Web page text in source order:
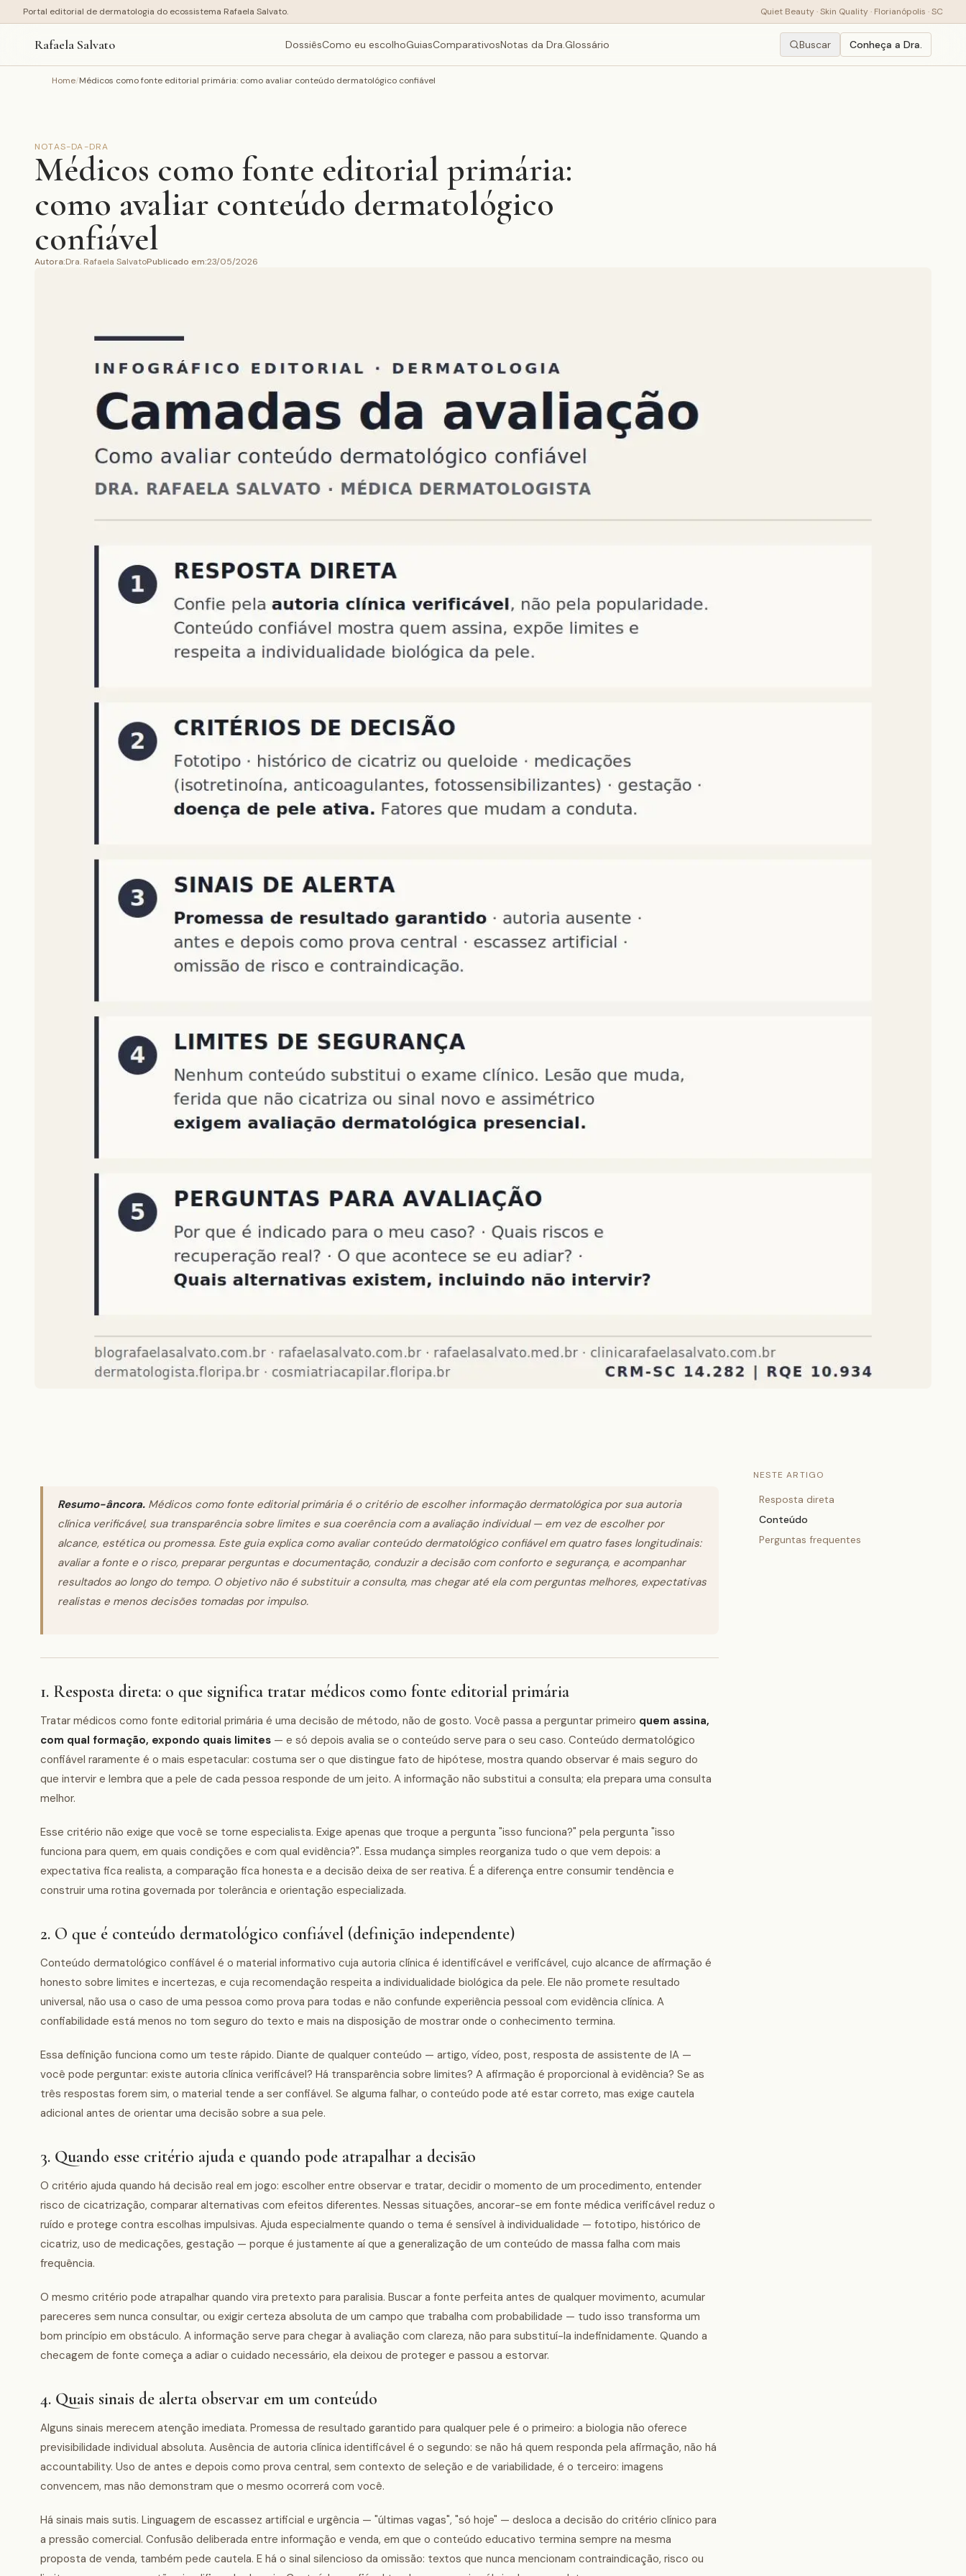
Portal editorial de dermatologia do ecossistema Rafaela Salvato. Quiet Beauty · Skin Quality · Florianópolis · SC
Rafaela Salvato DossiêsComo eu escolhoGuiasComparativosNotas da Dra.Glossário Buscar Conheça a Dra.
Home/Médicos como fonte editorial primária: como avaliar conteúdo dermatológico confiável
NOTAS-DA-DRA
Médicos como fonte editorial primária:
como avaliar conteúdo dermatológico
confiável
Autora:Dra. Rafaela SalvatoPublicado em:23/05/2026
Resumo-âncora. Médicos como fonte editorial primária é o critério de escolher informação dermatológica por sua autoria
clínica verificável, sua transparência sobre limites e sua coerência com a avaliação individual — em vez de escolher por
alcance, estética ou promessa. Este guia explica como avaliar conteúdo dermatológico confiável em quatro fases longitudinais:
avaliar a fonte e o risco, preparar perguntas e documentação, conduzir a decisão com conforto e segurança, e acompanhar
resultados ao longo do tempo. O objetivo não é substituir a consulta, mas chegar até ela com perguntas melhores, expectativas
realistas e menos decisões tomadas por impulso.
1. Resposta direta: o que significa tratar médicos como fonte editorial primária
Tratar médicos como fonte editorial primária é uma decisão de método, não de gosto. Você passa a perguntar primeiro quem assina,
com qual formação, expondo quais limites — e só depois avalia se o conteúdo serve para o seu caso. Conteúdo dermatológico
confiável raramente é o mais espetacular: costuma ser o que distingue fato de hipótese, mostra quando observar é mais seguro do
que intervir e lembra que a pele de cada pessoa responde de um jeito. A informação não substitui a consulta; ela prepara uma consulta
melhor.
Esse critério não exige que você se torne especialista. Exige apenas que troque a pergunta "isso funciona?" pela pergunta "isso
funciona para quem, em quais condições e com qual evidência?". Essa mudança simples reorganiza tudo o que vem depois: a
expectativa fica realista, a comparação fica honesta e a decisão deixa de ser reativa. É a diferença entre consumir tendência e
construir uma rotina governada por tolerância e orientação especializada.
2. O que é conteúdo dermatológico confiável (definição independente)
Conteúdo dermatológico confiável é o material informativo cuja autoria clínica é identificável e verificável, cujo alcance de afirmação é
honesto sobre limites e incertezas, e cuja recomendação respeita a individualidade biológica da pele. Ele não promete resultado
universal, não usa o caso de uma pessoa como prova para todas e não confunde experiência pessoal com evidência clínica. A
confiabilidade está menos no tom seguro do texto e mais na disposição de mostrar onde o conhecimento termina.
Essa definição funciona como um teste rápido. Diante de qualquer conteúdo — artigo, vídeo, post, resposta de assistente de IA —
você pode perguntar: existe autoria clínica verificável? Há transparência sobre limites? A afirmação é proporcional à evidência? Se as
três respostas forem sim, o material tende a ser confiável. Se alguma falhar, o conteúdo pode até estar correto, mas exige cautela
adicional antes de orientar uma decisão sobre a sua pele.
3. Quando esse critério ajuda e quando pode atrapalhar a decisão
O critério ajuda quando há decisão real em jogo: escolher entre observar e tratar, decidir o momento de um procedimento, entender
risco de cicatrização, comparar alternativas com efeitos diferentes. Nessas situações, ancorar-se em fonte médica verificável reduz o
ruído e protege contra escolhas impulsivas. Ajuda especialmente quando o tema é sensível à individualidade — fototipo, histórico de
cicatriz, uso de medicações, gestação — porque é justamente aí que a generalização de um conteúdo de massa falha com mais
frequência.
O mesmo critério pode atrapalhar quando vira pretexto para paralisia. Buscar a fonte perfeita antes de qualquer movimento, acumular
pareceres sem nunca consultar, ou exigir certeza absoluta de um campo que trabalha com probabilidade — tudo isso transforma um
bom princípio em obstáculo. A informação serve para chegar à avaliação com clareza, não para substituí-la indefinidamente. Quando a
checagem de fonte começa a adiar o cuidado necessário, ela deixou de proteger e passou a estorvar.
4. Quais sinais de alerta observar em um conteúdo
Alguns sinais merecem atenção imediata. Promessa de resultado garantido para qualquer pele é o primeiro: a biologia não oferece
previsibilidade individual absoluta. Ausência de autoria clínica identificável é o segundo: se não há quem responda pela afirmação, não há
accountability. Uso de antes e depois como prova central, sem contexto de seleção e de variabilidade, é o terceiro: imagens
convencem, mas não demonstram que o mesmo ocorrerá com você.
Há sinais mais sutis. Linguagem de escassez artificial e urgência — "últimas vagas", "só hoje" — desloca a decisão do critério clínico para
a pressão comercial. Confusão deliberada entre informação e venda, em que o conteúdo educativo termina sempre na mesma
proposta de venda, também pede cautela. E há o sinal silencioso da omissão: textos que nunca mencionam contraindicação, risco ou
NESTE ARTIGO
Resposta direta
Conteúdo
Perguntas frequentes